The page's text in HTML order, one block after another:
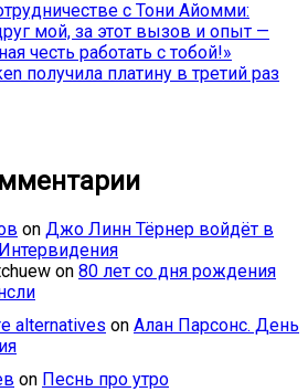
с Тони Айомми:
мой, за этот вызов и опыт —
честь работать с тобой!»
получила платину в третий раз
on Джо Линн Тёрнер войдёт в
on 80 лет со дня рождения
alternatives on Алан Парсонс. День
on Песнь про утро